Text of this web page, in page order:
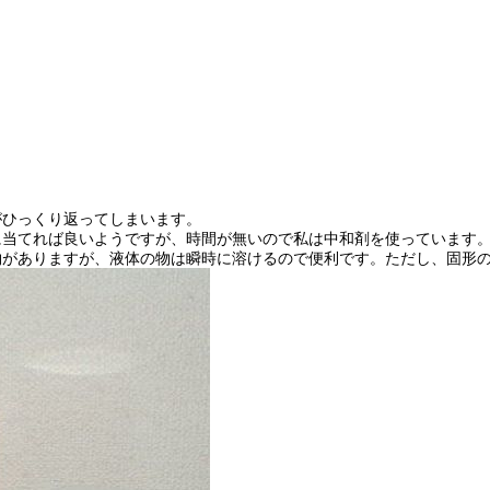
っくり返ってしまいます。
てれば良いようですが、時間が無いので私は中和剤を使っています。
ありますが、液体の物は瞬時に溶けるので便利です。ただし、固形